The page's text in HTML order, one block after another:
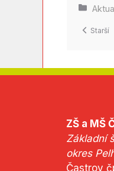
ZŠ a MŠ
Základní
okres
Častrov